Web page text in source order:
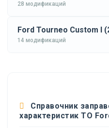
28 модификаций
Ford Tourneo Custom I
14 модификаций
Справочник
характеристик ТО